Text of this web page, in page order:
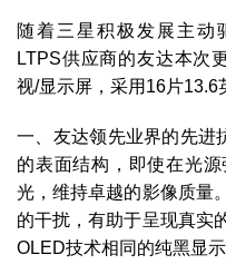
随着三星积极发展主动
LTPS供应商的友达本次
视/显示屏，采用16片13.6
一、友达领先业界的先进
的表面结构，即使在光
光，维持卓越的影像质量
的干扰，有助于呈现真实
OLED技术相同的纯黑显示